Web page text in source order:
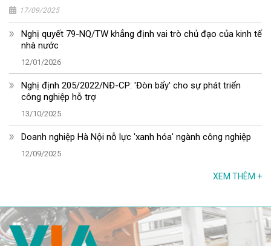
17/09/2025
Nghị quyết 79-NQ/TW khẳng định vai trò chủ đạo của kinh tế
nhà nước
12/01/2026
Nghị định 205/2022/NĐ-CP: 'Đòn bẩy' cho sự phát triển
công nghiệp hỗ trợ
13/10/2025
Doanh nghiệp Hà Nội nỗ lực 'xanh hóa' ngành công nghiệp
12/09/2025
XEM THÊM +